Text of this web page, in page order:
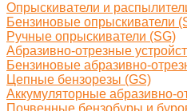
Опрыскиватели и
Бензиновые опрыскиватели
Ручные опрыскиватели (SG)
Абразивно-отрезные
Бензиновые абразивно-
Цепные бензорезы (GS)
Аккумуляторные абразивно-
Почвенные бензобуры и